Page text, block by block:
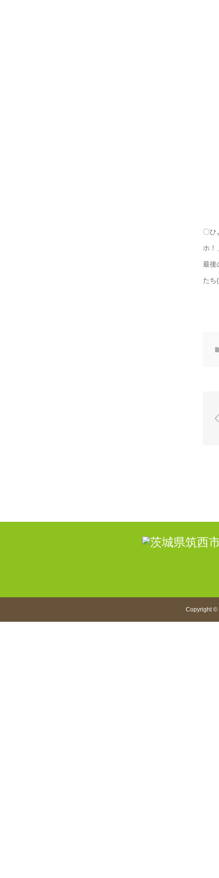
〇
最後
たち
Copyright ©